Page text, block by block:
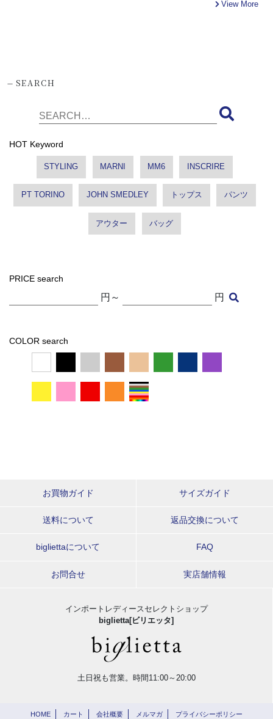
View More
-SEARCH
HOT Keyword
STYLING MARNI MM6 INSCRIRE
PT TORINO JOHN SMEDLEY トップス パンツ
アウター バッグ
PRICE search
円～ 円
COLOR search
お買物ガイド サイズガイド
送料について 返品交換について
bigliettaについて FAQ
お問合せ 実店舗情報
インポートレディースセレクトショップ
biglietta[ビリエッタ]
土日祝も営業。時間11:00～20:00
HOME カート 会社概要 メルマガ プライバシーポリシー